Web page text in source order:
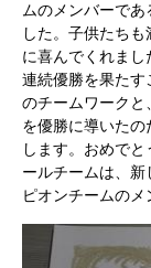
ムのメンバーで
した。子供たち
に喜んでくれま
連続優勝を果たす
のチームワークと
を優勝に導いた
します。おめで
ールチームは、
ピオンチームのメ